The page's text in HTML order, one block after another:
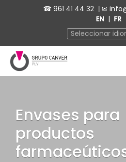
☎ 961 41 44 32 | ✉
EN | FR
Seleccionar
Envases para
productos